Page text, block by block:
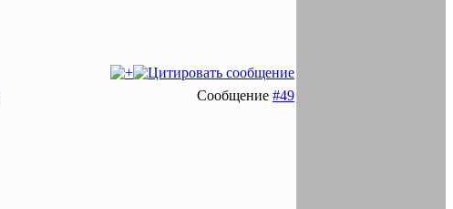
Сообщение #49